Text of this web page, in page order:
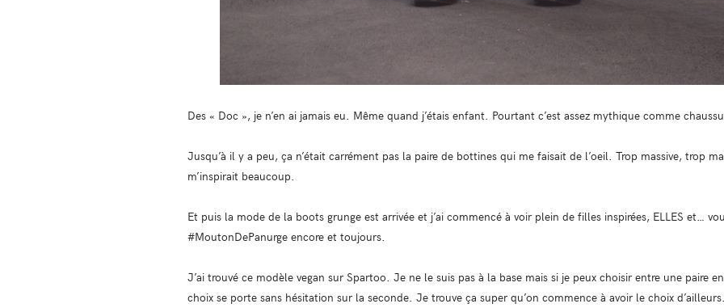
Des « Doc », je n’en ai jamais eu. Même quand j’étais enfant. Pourtant c’est assez mythique comme
Jusqu’à il y a peu, ça n’était carrément pas la paire de bottines qui me faisait de l’oeil. Trop massive, trop
m’inspirait beaucoup.
Et puis la mode de la boots grunge est arrivée et j’ai commencé à voir plein de filles inspirées, ELLES et…
#MoutonDePanurge encore et toujours.
J’ai trouvé ce modèle vegan sur Spartoo. Je ne le suis pas à la base mais si je peux choisir entre une paire
choix se porte sans hésitation sur la seconde. Je trouve ça super qu’on commence à avoir le choix